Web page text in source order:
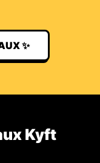
✨
Kyft​